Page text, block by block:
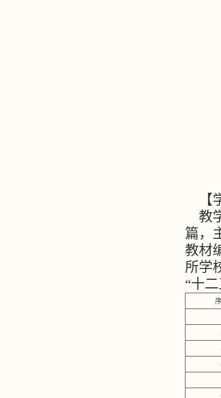
教
篇，
教材
所学
“十